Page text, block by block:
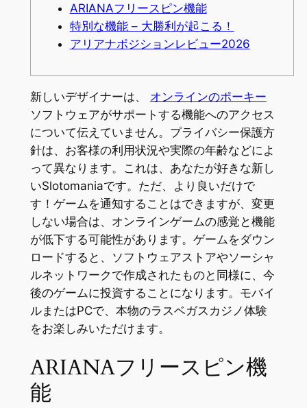
ARIANAフリースピン機能
特別な機能 – 大勝利が起こる！
アリアナポジションレビュー2026
新しいデザイナーは、 オンラインのポーキー
ソフトウェアがサポートする機能へのアクセス
について伝えていません。プライバシー保護方
針は、お客様の利用状況や実際の年齢などによ
って異なります。これは、あなたが好きな新し
いSlotomaniaです。ただ、より良いだけで
す！ゲームを通知することはできますが、変更
しない場合は、オンラインゲームの感覚と機能
が低下する可能性があります。ゲームをダウン
ロードすると、ソフトウェアストアやソーシャ
ルネットワークで作成されたものと同様に、今
後のゲームに投資することになります。モバイ
ルまたはPCで、本物のラスベガスカジノ体験
をお楽しみいただけます。
ARIANAフリースピン機
能